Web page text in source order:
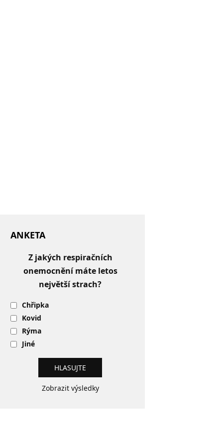
ANKETA
Z jakých respiračních
onemocnění máte letos
největší strach?
Chřipka
Kovid
Rýma
Jiné
Zobrazit výsledky